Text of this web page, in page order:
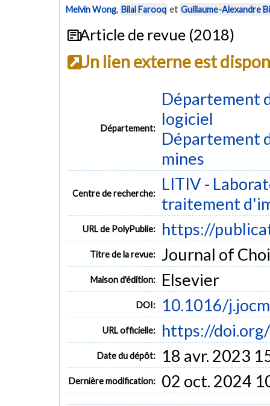
Melvin Wong, Bilal Farooq et Guillaume-Alexandre
Article de revue (2018)
Un lien externe est
Département:
Département
logiciel
Département
mines
Centre de recherche:
LITIV -
traitement
URL de PolyPublie: https://
Titre de la revue: Journal of
Maison d'édition: Elsevier
DOI: 10.1016/
URL officielle: https://
Date du dépôt: 18 avr. 2023
Dernière modification: 02 oct. 2024